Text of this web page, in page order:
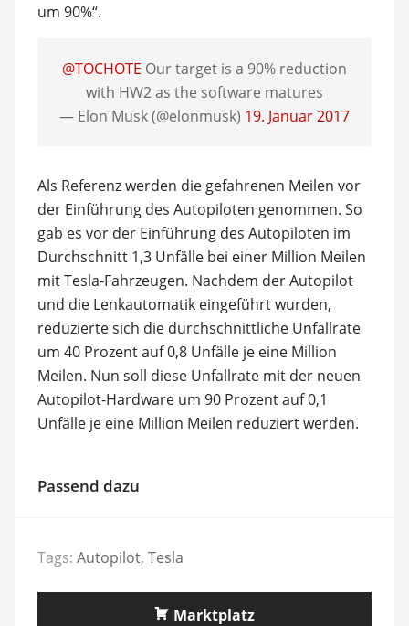
um 90%“.
@TOCHOTE Our target is a 90% reduction
with HW2 as the software matures
— Elon Musk (@elonmusk) 19. Januar 2017
Als Referenz werden die gefahrenen Meilen vor
der Einführung des Autopiloten genommen. So
gab es vor der Einführung des Autopiloten im
Durchschnitt 1,3 Unfälle bei einer Million Meilen
mit Tesla-Fahrzeugen. Nachdem der Autopilot
und die Lenkautomatik eingeführt wurden,
reduzierte sich die durchschnittliche Unfallrate
um 40 Prozent auf 0,8 Unfälle je eine Million
Meilen. Nun soll diese Unfallrate mit der neuen
Autopilot-Hardware um 90 Prozent auf 0,1
Unfälle je eine Million Meilen reduziert werden.
Passend dazu
Tags: Autopilot, Tesla
Marktplatz